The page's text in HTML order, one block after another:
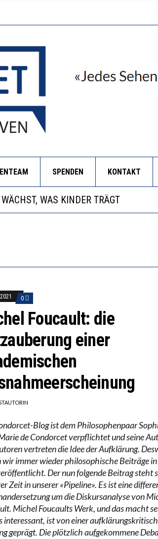
SPENDEN KONTAKT
HILFLOSIGKEIT DES
WAS KINDER TRÄGT
EINEN REGELRECHTEN
0
Foucault: die
einer
Blog ist dem Philosophenpaar
de Condorcet verpflichtet und seine
vertreten die Idee der Aufklärung.
wir immer wieder philosophische Beiträge
Der nun folgende Beitrag steht
Zeit in unserer «Pipeline». Es ist eine
um die Diskursanalyse von
Michel Foucaults Werk, und das macht
interessant, ist von einer
geprägt. Die plötzlich aufgekommene